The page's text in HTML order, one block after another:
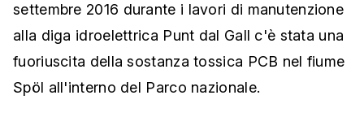
settembre 2016 durante i lavori di manutenzione
alla diga idroelettrica Punt dal Gall c'è stata una
fuoriuscita della sostanza tossica PCB nel fiume
Spöl all'interno del Parco nazionale.